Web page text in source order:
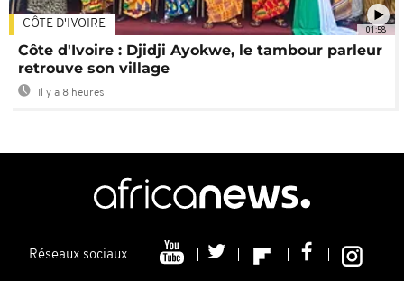
01:58
CÔTE D'IVOIRE
Côte d'Ivoire : Djidji Ayokwe, le tambour parleur
retrouve son village
Il y a 8 heures
Réseaux sociaux